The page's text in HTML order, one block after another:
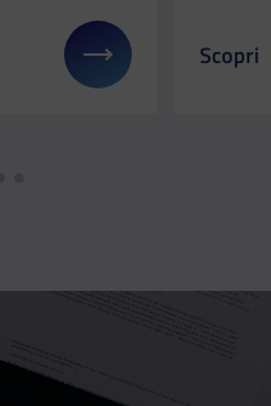
maggiori dettagli su:
Il link
Scopri